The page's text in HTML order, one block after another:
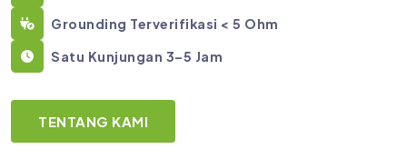
Grounding Terverifikasi < 5 Ohm
Satu Kunjungan 3–5 Jam
TENTANG KAMI